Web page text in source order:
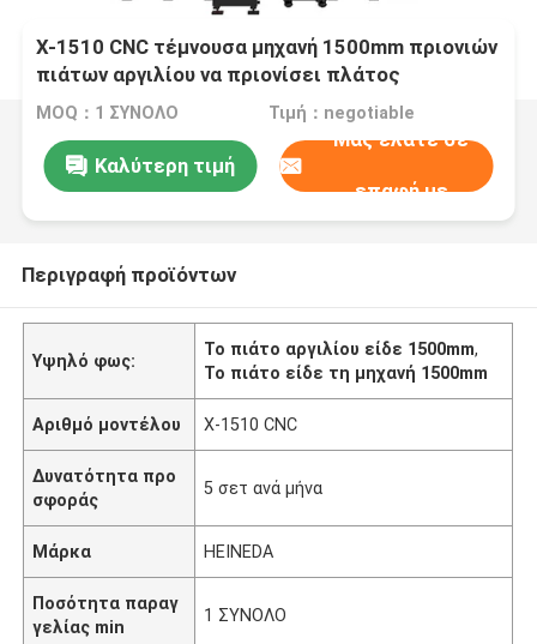
Χ-1510 CNC τέμνουσα μηχανή 1500mm πριονιών
πιάτων αργιλίου να πριονίσει πλάτος
MOQ：1 ΣΥΝΟΛΟ Τιμή：negotiable
Καλύτερη τιμή
Μας ελάτε σε
επαφή με
Περιγραφή προϊόντων
Υψηλό φως:
Το πιάτο αργιλίου είδε 1500mm,
Το πιάτο είδε τη μηχανή 1500mm
Αριθμό μοντέλου Χ-1510 CNC
Δυνατότητα προ
σφοράς
5 σετ ανά μήνα
Μάρκα HEINEDA
Ποσότητα παραγ
γελίας min
1 ΣΥΝΟΛΟ